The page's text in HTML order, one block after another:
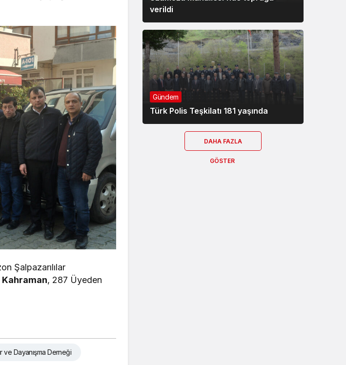
Şalpazarılılar
Kahraman, 287 Üyeden
ve Dayanışma Derneği
verildi
Gündem
Türk Polis Teşkilatı 181 yaşında
DAHA FAZLA
GÖSTER